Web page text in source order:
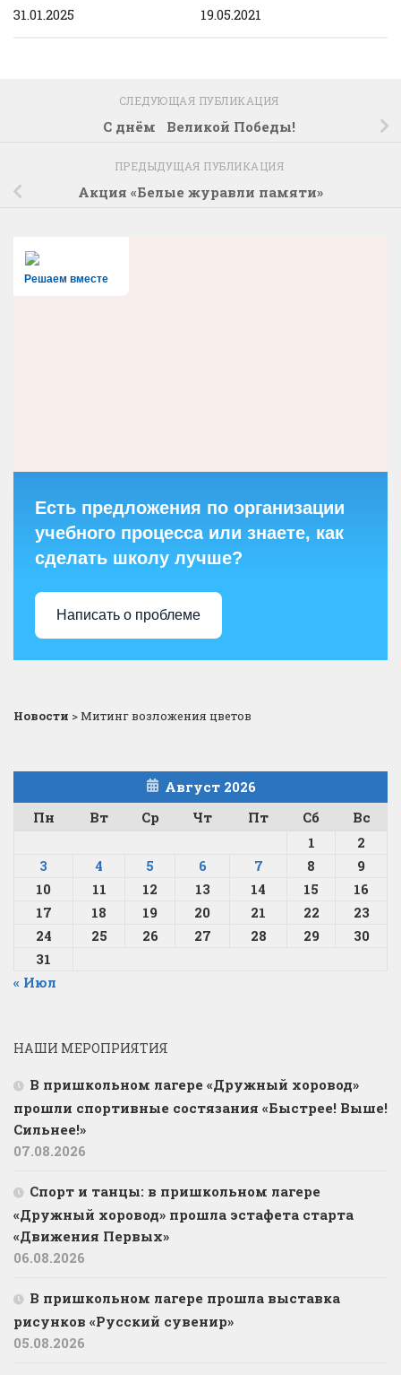
31.01.2025
19.05.2021
СЛЕДУЮЩАЯ ПУБЛИКАЦИЯ
С днём Великой Победы!
ПРЕДЫДУЩАЯ ПУБЛИКАЦИЯ
Акция «Белые журавли памяти»
Решаем вместе
Есть предложения по организации
учебного процесса или знаете, как
сделать школу лучше?
Написать о проблеме
Новости >Митинг возложения цветов
Август 2026
Пн
Вт Ср Чт Пт Сб
Вс
1
2
3
4 5 6 7 8
9
10
11 12 13 14 15
16
17
18 19 20 21 22
23
24
25 26 27 28 29
30
31
« Июл
НАШИ МЕРОПРИЯТИЯ
В пришкольном лагере «Дружный хоровод»
прошли спортивные состязания «Быстрее! Выше!
Сильнее!»
07.08.2026
Спорт и танцы: в пришкольном лагере
«Дружный хоровод» прошла эстафета старта
«Движения Первых»
06.08.2026
В пришкольном лагере прошла выставка
рисунков «Русский сувенир»
05.08.2026